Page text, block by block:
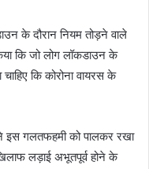
के दौरान नियम तोड़ने वाले
कि जो लोग लॉकडाउन के
कि कोरोना वायरस के
इस गलतफहमी को पालकर रखा
लड़ाई अभूतपूर्व होने के